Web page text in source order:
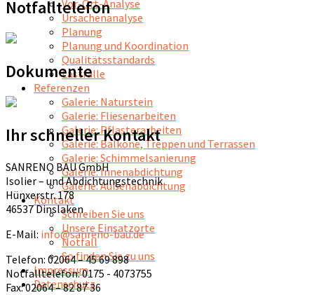
Vor-Ort-Analyse
Ursachenanalyse
Planung
Planung und Koordination
Qualitätsstandards
Lastfälle
Referenzen
Galerie: Naturstein
Galerie: Fliesenarbeiten
Galerie: Pflasterarbeiten
Galerie: Balkone, Treppen und Terrassen
Galerie: Schimmelsanierung
Galerie: Innenabdichtung
Galerie: Außenabdichtung
Kontakt
Schreiben Sie uns
Unsere Einsatzorte
Notfall
So finden Sie zu uns
Impressum
Datenschutz
Notfalltelefon
Dokumente
Ihr schneller Kontakt
SANRENO BAU GmbH
Isolier – und Abdichtungstechnik
Hünxerstr. 178
46537 Dinslaken
E-Mail: info@sanreno-bau.de
Telefon: 02064 – 45 69 898
Notfalltelefon: 0175 - 4073755
Fax: 02064 – 82 87 36